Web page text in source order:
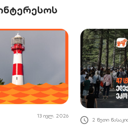
13 ივლ. 2026
2 წუთი